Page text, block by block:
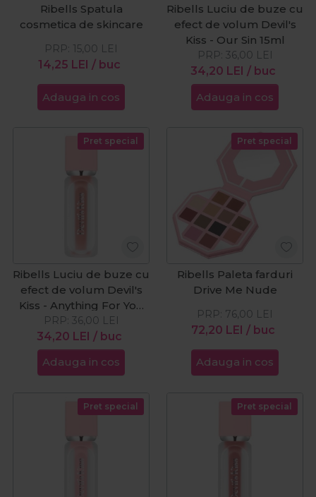
Ribells Spatula
cosmetica de skincare
14,25 LEI / buc
PRP: 15,00 LEI
Adauga in cos
Ribells Luciu de buze cu
efect de volum Devil's
Kiss - Our Sin 15ml
34,20 LEI / buc
PRP: 36,00 LEI
Adauga in cos
Pret special
Ribells Luciu de buze cu
efect de volum Devil's
Kiss - Anything For You
15ml
34,20 LEI / buc
PRP: 36,00 LEI
Adauga in cos
Pret special
Ribells Paleta farduri
Drive Me Nude
72,20 LEI / buc
PRP: 76,00 LEI
Adauga in cos
Pret special Pret special